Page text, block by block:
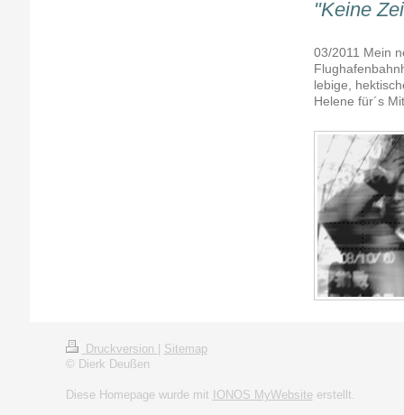
"Keine
03/2011 Mein
lebige,
Helene für´s
Druckversion
Sitemap
© Dierk Deußen
Diese Homepage wurde mit IONOS MyWebsiteerstellt.